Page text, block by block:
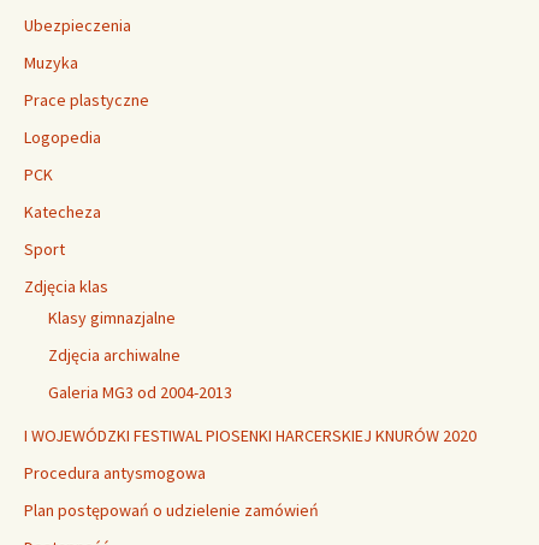
Ubezpieczenia
Muzyka
Prace plastyczne
Logopedia
PCK
Katecheza
Sport
Zdjęcia klas
Klasy gimnazjalne
Zdjęcia archiwalne
Galeria MG3 od 2004-2013
I WOJEWÓDZKI FESTIWAL PIOSENKI HARCERSKIEJ KNURÓW 2020
Procedura antysmogowa
Plan postępowań o udzielenie zamówień